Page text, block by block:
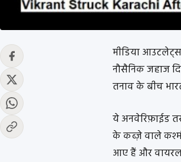
मीडिया
नौसैनिक जहाज
तनाव के बीच
ये अनवेरिफ़ाईड
के कब्ज़े वाले
आए हैं और